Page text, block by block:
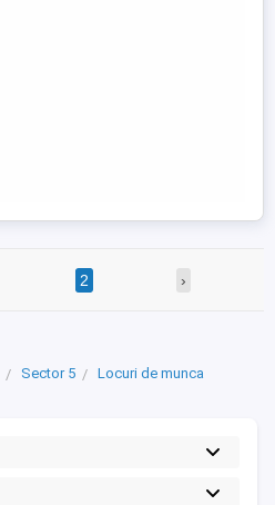
2 ›
Sector 5
Locuri de munca